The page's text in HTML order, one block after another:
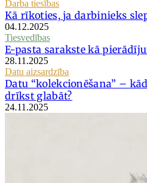
Darba tiesības
Kā rīkoties, ja darbinieks
04.12.2025
Tiesvedības
E-pasta sarakste kā
28.11.2025
Datu aizsardzība
Datu “kolekcionēšana” –
drīkst glabāt?
24.11.2025